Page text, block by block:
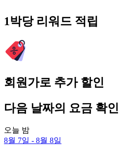
1박당 리워드 적립
회원가로 추가 할인
다음 날짜의 요금 확인
오늘 밤
8월 7일 - 8월 8일